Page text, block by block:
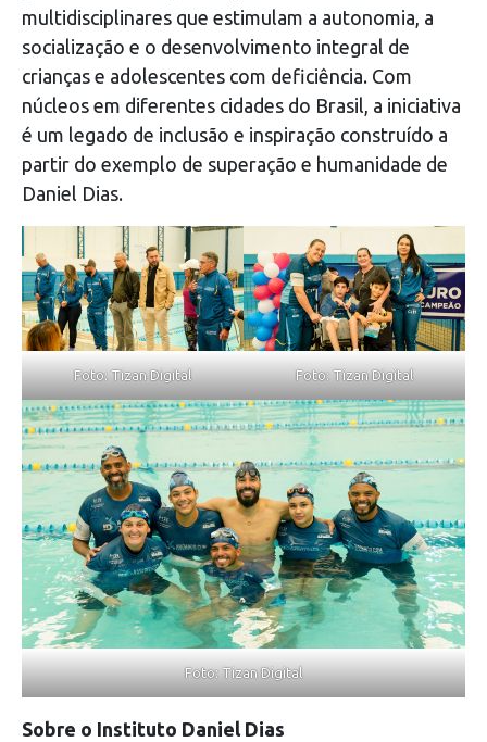
multidisciplinares que estimulam a autonomia, a
socialização e o desenvolvimento integral de
crianças e adolescentes com deficiência. Com
núcleos em diferentes cidades do Brasil, a iniciativa
é um legado de inclusão e inspiração construído a
partir do exemplo de superação e humanidade de
Daniel Dias.
Foto: Tizan Digital Foto: Tizan Digital
Foto: Tizan Digital
Sobre o Instituto Daniel Dias